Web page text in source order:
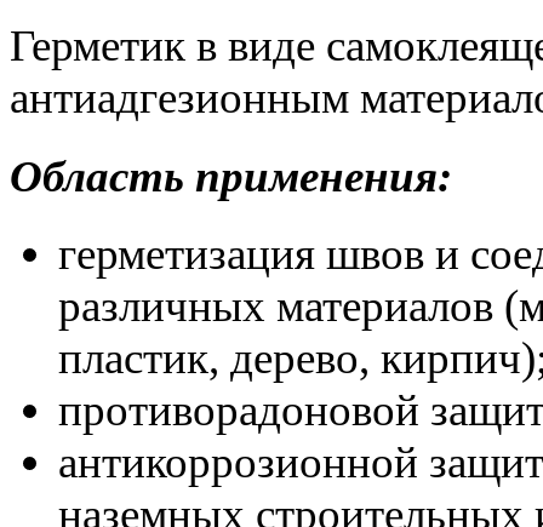
Герметик в виде
антиадгезионным
Область применения:
герметизация швов и
различных материалов
пластик, дерево,
противорадоновой
антикоррозионной
наземных